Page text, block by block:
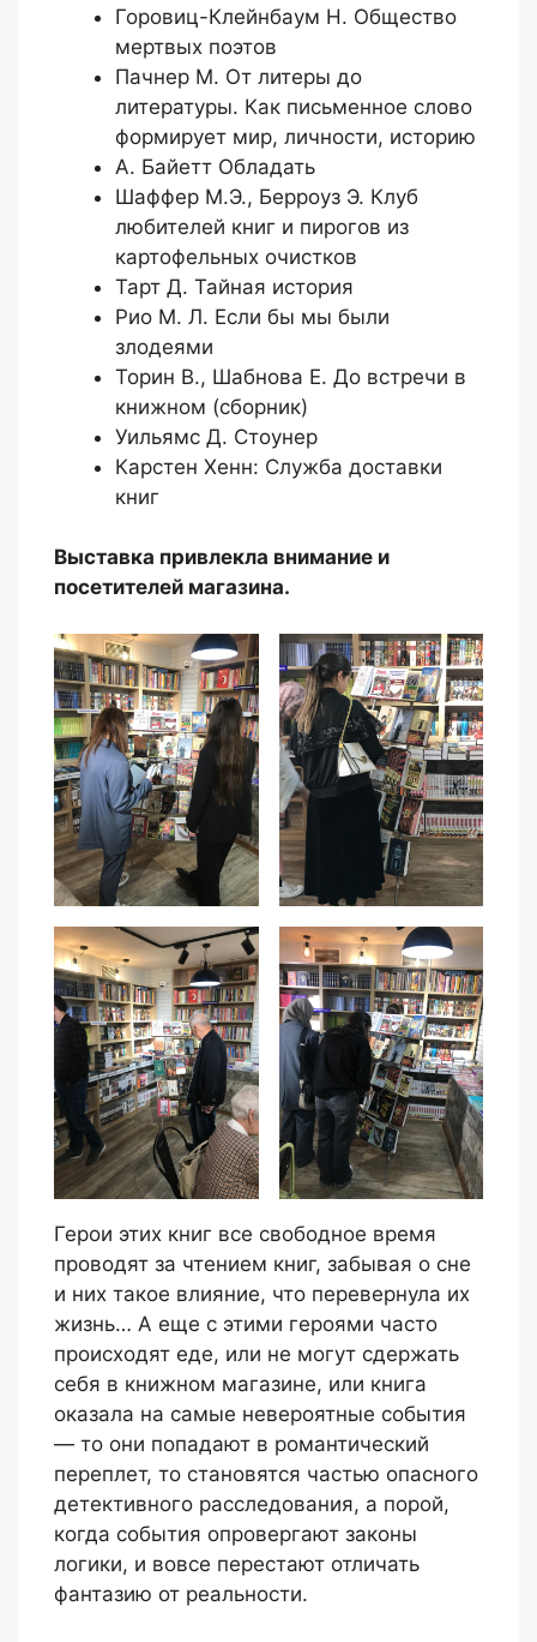
Горовиц-Клейнбаум Н. Общество
мертвых поэтов
Пачнер М. От литеры до
литературы. Как письменное слово
формирует мир, личности, историю
А. Байетт Обладать
Шаффер М.Э., Берроуз Э. Клуб
любителей книг и пирогов из
картофельных очистков
Тарт Д. Тайная история
Рио М. Л. Если бы мы были
злодеями
Торин В., Шабнова Е. До встречи в
книжном (сборник)
Уильямс Д. Стоунер
Карстен Хенн: Служба доставки
книг
Выставка привлекла внимание и
посетителей магазина.
Герои этих книг все свободное время
проводят за чтением книг, забывая о сне
и них такое влияние, что перевернула их
жизнь… А еще с этими героями часто
происходят еде, или не могут сдержать
себя в книжном магазине, или книга
оказала на самые невероятные события
— то они попадают в романтический
переплет, то становятся частью опасного
детективного расследования, а порой,
когда события опровергают законы
логики, и вовсе перестают отличать
фантазию от реальности.